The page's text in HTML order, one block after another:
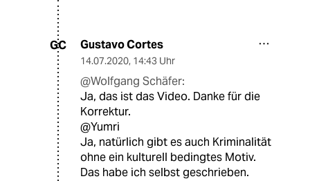
GC Gustavo Cortes
14.07.2020, 14:43 Uhr
@Wolfgang Schäfer:
Ja, das ist das Video. Danke für die
Korrektur.
@Yumri
Ja, natürlich gibt es auch Kriminalität
ohne ein kulturell bedingtes Motiv.
Das habe ich selbst geschrieben.